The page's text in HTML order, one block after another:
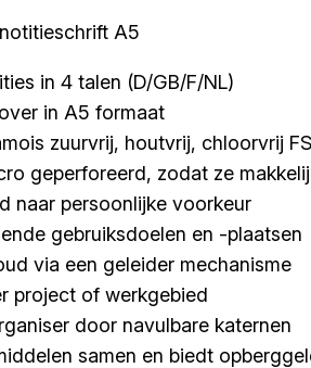
A5
in 4 talen (D/GB/F/NL)
in A5 formaat
zuurvrij, houtvrij, chloorvrij
geperforeerd, zodat ze
naar persoonlijke voorkeur
gebruiksdoelen en -plaatsen
via een geleider mechanisme
project of werkgebied
door navulbare katernen
samen en biedt